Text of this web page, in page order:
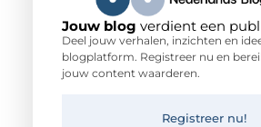
Jouw blog verdient een
Deel jouw verhalen, inzichten en
blogplatform. Registreer nu en
jouw content waarderen.
Registreer nu!